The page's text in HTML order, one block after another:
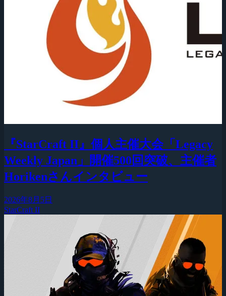
『StarCraft II』個人主催大会「Legacy
Weekly Japan」開催500回突破、主催者
Horikenさんインタビュー
2026年8月5日
StarCraft II